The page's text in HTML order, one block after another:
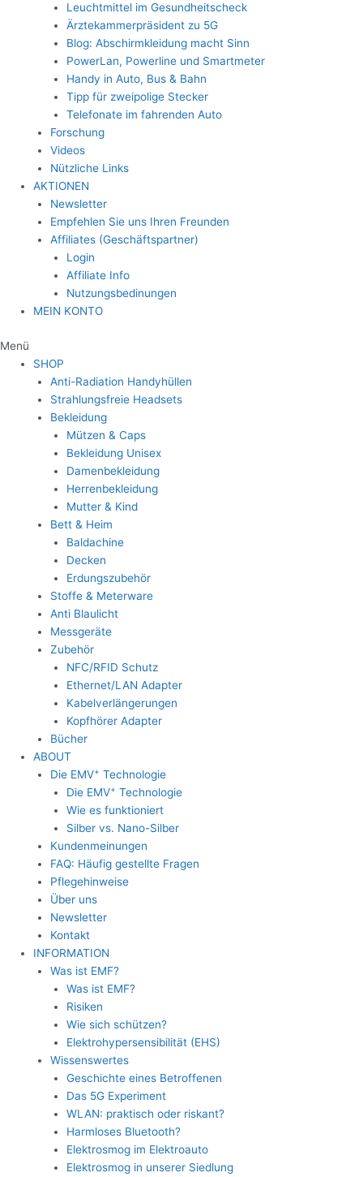
Leuchtmittel im Gesundheitscheck
Ärztekammerpräsident zu 5G
Blog: Abschirmkleidung macht Sinn
PowerLan, Powerline und Smartmeter
Handy in Auto, Bus & Bahn
Tipp für zweipolige Stecker
Telefonate im fahrenden Auto
Forschung
Videos
Nützliche Links
AKTIONEN
Newsletter
Empfehlen Sie uns Ihren Freunden
Affiliates (Geschäftspartner)
Login
Affiliate Info
Nutzungsbedinungen
MEIN KONTO
Menü
SHOP
Anti-Radiation Handyhüllen
Strahlungsfreie Headsets
Bekleidung
Mützen & Caps
Bekleidung Unisex
Damenbekleidung
Herrenbekleidung
Mutter & Kind
Bett & Heim
Baldachine
Decken
Erdungszubehör
Stoffe & Meterware
Anti Blaulicht
Messgeräte
Zubehör
NFC/RFID Schutz
Ethernet/LAN Adapter
Kabelverlängerungen
Kopfhörer Adapter
Bücher
ABOUT
Die EMV+ Technologie
Die EMV+ Technologie
Wie es funktioniert
Silber vs. Nano-Silber
Kundenmeinungen
FAQ: Häufig gestellte Fragen
Pflegehinweise
Über uns
Newsletter
Kontakt
INFORMATION
Was ist EMF?
Was ist EMF?
Risiken
Wie sich schützen?
Elektrohypersensibilität (EHS)
Wissenswertes
Geschichte eines Betroffenen
Das 5G Experiment
WLAN: praktisch oder riskant?
Harmloses Bluetooth?
Elektrosmog im Elektroauto
Elektrosmog in unserer Siedlung